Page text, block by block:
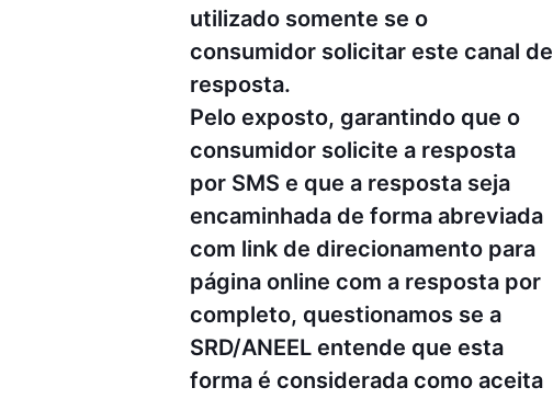
utilizado somente se o
consumidor solicitar este canal de
resposta.
Pelo exposto, garantindo que o
consumidor solicite a resposta
por SMS e que a resposta seja
encaminhada de forma abreviada
com link de direcionamento para
página online com a resposta por
completo, questionamos se a
SRD/ANEEL entende que esta
forma é considerada como aceita